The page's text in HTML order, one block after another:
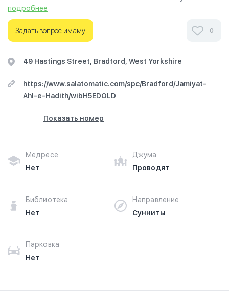
Hadith в г.Бредфорд на фотографиях и узнайте о часах
работы. Ваше духовное путешествие начинается
здесь.
подробнее
Задать вопрос имаму 0
49 Hastings Street, Bradford, West Yorkshire
https://www.salatomatic.com/spc/Bradford/Jamiyat-
Ahl-e-Hadith/wibH5EDOLD
Показать номер
Медресе
Нет
Джума
Проводят
Библиотека
Нет
Направление
Сунниты
Парковка
Нет